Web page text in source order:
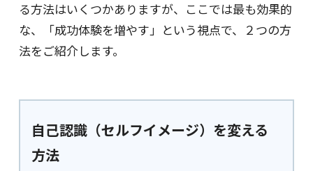
る方法はいくつかありますが、ここでは最も効果的
な、「成功体験を増やす」という視点で、２つの方
法をご紹介します。
自己認識（セルフイメージ）を変える
方法